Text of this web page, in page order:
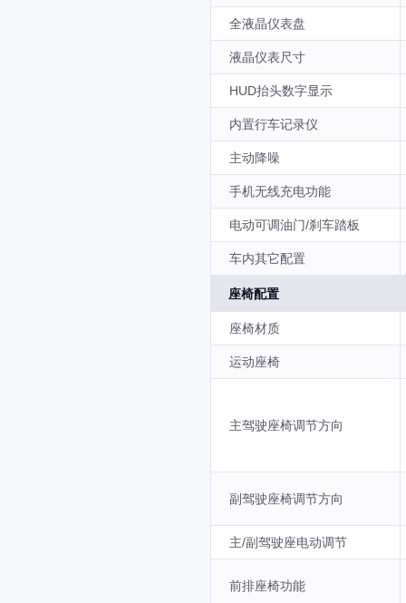
全液晶仪表盘
液晶仪表尺寸
HUD抬头数字显示
内置行车记录仪
主动降噪
手机无线充电功能
电动可调油门/刹车踏板
车内其它配置
座椅配置
座椅材质
运动座椅
主驾驶座椅调节方向
副驾驶座椅调节方向
主/副驾驶座电动调节
前排座椅功能